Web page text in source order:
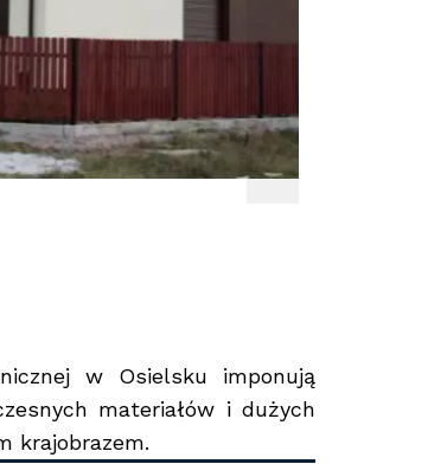
w Osielsku imponują
materiałów i dużych
krajobrazem.